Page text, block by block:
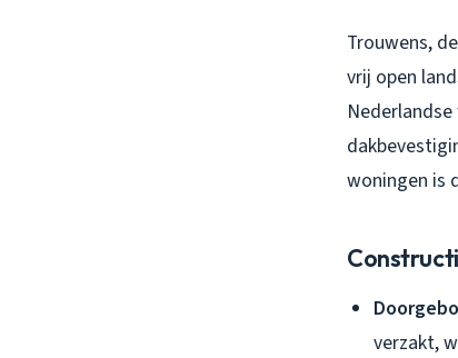
Trouwens,
vrij open
woningen is
verzakt,